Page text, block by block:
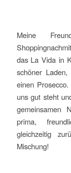
Meine
das La Vida in
schöner
einen
uns gut steht
gemeinsamen
prima,
gleichzeitig
Mischung!